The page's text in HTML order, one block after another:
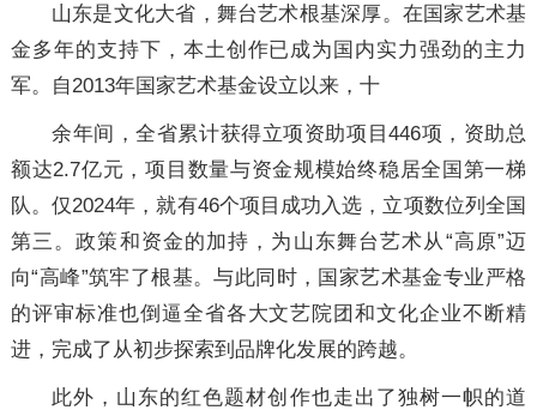
山东是文化大省，舞台艺术根基深厚。在国家艺术基
金多年的支持下，本土创作已成为国内实力强劲的主力
军。自2013年国家艺术基金设立以来，十
余年间，全省累计获得立项资助项目446项，资助总
额达2.7亿元，项目数量与资金规模始终稳居全国第一梯
队。仅2024年，就有46个项目成功入选，立项数位列全国
第三。政策和资金的加持，为山东舞台艺术从“高原”迈
向“高峰”筑牢了根基。与此同时，国家艺术基金专业严格
的评审标准也倒逼全省各大文艺院团和文化企业不断精
进，完成了从初步探索到品牌化发展的跨越。
此外，山东的红色题材创作也走出了独树一帜的道